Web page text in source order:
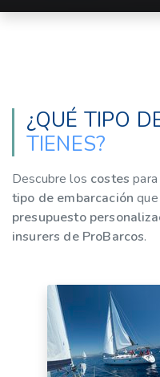
¿QUÉ TIPO
TIENES?
Descubre los costes para
tipo de embarcación
presupuesto
insurers de ProBarcos.